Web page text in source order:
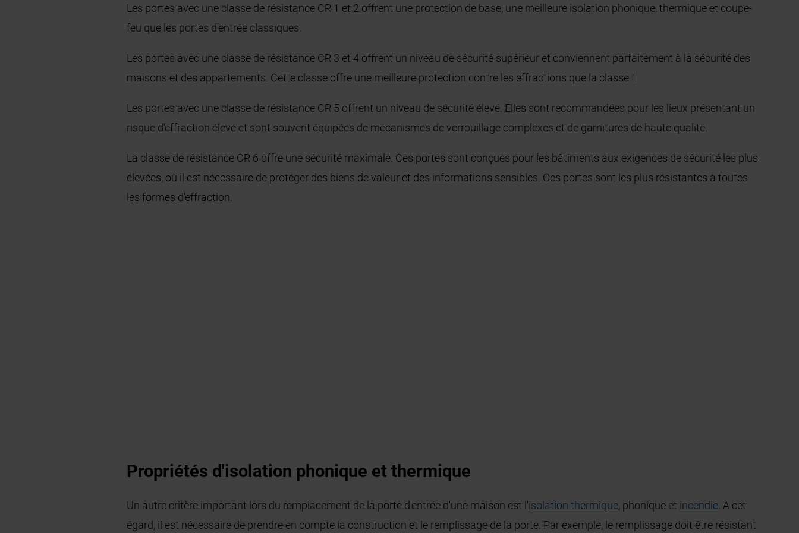
Les portes avec une classe de résistance CR 1 et 2 offrent une protection de base, une meilleure isolation phonique, thermique et coupe-
feu que les portes d'entrée classiques.
Les portes avec une classe de résistance CR 3 et 4 offrent un niveau de sécurité supérieur et conviennent parfaitement à la sécurité des
maisons et des appartements. Cette classe offre une meilleure protection contre les effractions que la classe I.
Les portes avec une classe de résistance CR 5 offrent un niveau de sécurité élevé. Elles sont recommandées pour les lieux présentant un
risque d'effraction élevé et sont souvent équipées de mécanismes de verrouillage complexes et de garnitures de haute qualité.
La classe de résistance CR 6 offre une sécurité maximale. Ces portes sont conçues pour les bâtiments aux exigences de sécurité les plus
élevées, où il est nécessaire de protéger des biens de valeur et des informations sensibles. Ces portes sont les plus résistantes à toutes
les formes d'effraction.
Propriétés d'isolation phonique et thermique
Un autre critère important lors du remplacement de la porte d'entrée d'une maison est l'isolation thermique, phonique et incendie . À cet
égard, il est nécessaire de prendre en compte la construction et le remplissage de la porte. Par exemple, le remplissage doit être résistant